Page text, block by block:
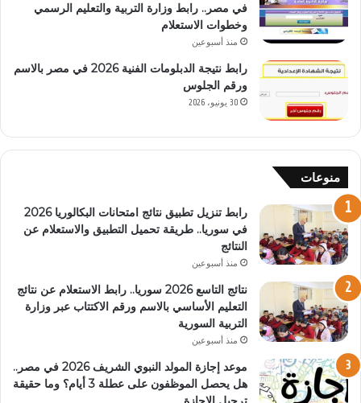
في مصر.. رابط وزارة التربية والتعليم الرسمي
وخطوات الاستعلام
منذ أسبوعين
رابط نتيجة الدبلومات الفنية 2026 في مصر بالاسم
ورقم الجلوس
30 يونيو، 2026
منوعات
رابط تنزيل تطبيق نتائج امتحانات البكالوريا 2026
في سوريا.. طريقة تحميل التطبيق والاستعلام عن
النتائج
منذ أسبوعين
نتائج التاسع 2026 سوريا.. رابط الاستعلام عن نتائج
التعليم الأساسي بالاسم ورقم الاكتتاب عبر وزارة
التربية السورية
منذ أسبوعين
موعد إجازة المولد النبوي الشريف 2026 في مصر..
هل يحصل الموظفون على عطلة 3 أيام؟ وما حقيقة